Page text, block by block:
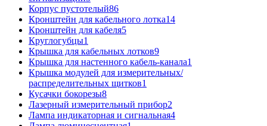
Корпус пустотелый86
Кронштейн для кабельного лотка14
Кронштейн для кабеля5
Круглогубцы1
Крышка для кабельных лотков9
Крышка для настенного кабель-канала1
Крышка модулей для измерительных/
распределительных щитков1
Кусачки бокорезы8
Лазерный измерительный прибор2
Лампа индикаторная и сигнальная4